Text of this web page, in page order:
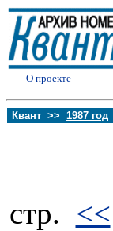
О проекте
Квант >> 1987 год
стp. <<